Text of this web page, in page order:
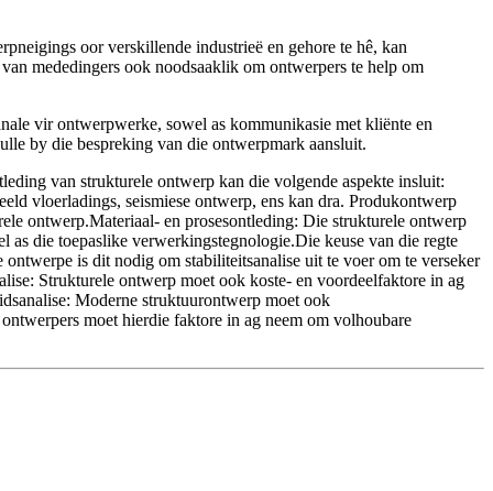
oor verskillende industrieë en gehore te hê, kan
mededingers ook noodsaaklik om ontwerpers te help om
vir ontwerpwerke, sowel as kommunikasie met kliënte en
by die bespreking van die ontwerpmark aansluit.
van strukturele ontwerp kan die volgende aspekte insluit:
vloerladings, seismiese ontwerp, ens kan dra. Produkontwerp
ontwerp.Materiaal- en prosesontleding: Die strukturele ontwerp
as die toepaslike verwerkingstegnologie.Die keuse van die regte
is dit nodig om stabiliteitsanalise uit te voer om te verseker
Strukturele ontwerp moet ook koste- en voordeelfaktore in ag
Moderne struktuurontwerp moet ook
moet hierdie faktore in ag neem om volhoubare